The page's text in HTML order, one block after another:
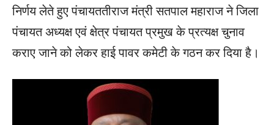
निर्णय लेते हुए पंचायततीराज मंत्री सतपाल महाराज ने जिला
पंचायत अध्यक्ष एवं क्षेत्र पंचायत प्रमुख के प्रत्यक्ष चुनाव
कराए जाने को लेकर हाई पावर कमेटी के गठन कर दिया है।